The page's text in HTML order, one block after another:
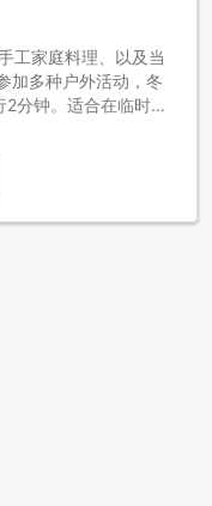
工家庭料理、以及当
加多种户外活动，冬
分钟。适合在临时商